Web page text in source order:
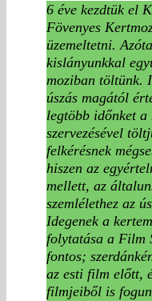
6 éve kezdtük el
Fövenyes
üzemeltetni.
kislányunkkal
moziban töltünk.
úszás magától
legtöbb időnket
szervezésével
felkérésnek
hiszen az
mellett, az
szemlélethez az
Idegenek a
folytatása a Film
fontos;
az esti film előtt,
filmjeiből is